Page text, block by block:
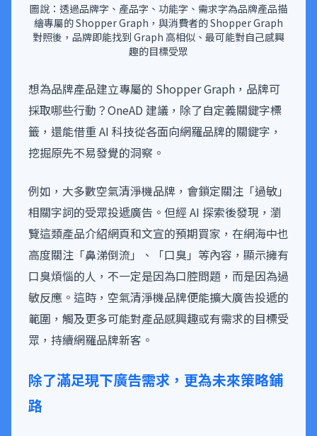
圖說：透過品牌字、產品字、功能字、需求字為品牌產品描
繪專屬的 Shopper Graph，與消費者的 Shopper Graph
對照後，品牌即能找到 Graph 高相似、最可能對自己感興
趣的目標受眾
想為品牌產品建立專屬的 Shopper Graph，品牌可
採取哪些行動？OneAD 建議，除了自定義關鍵字標
籤，還能借重 AI 科技從各面向網羅品牌的關鍵字，
挖掘原先不易發覺的洞察。
例如，大多數空氣清淨機品牌，會鎖定關注「過敏」
相關字詞的受眾投遞廣告。但經 AI 探索後發現，瀏
覽這類產品介紹網頁和文宣的預期買家，在網海中也
高度關注「鼻涕倒流」、「口臭」等內容，顯示擁有
口臭煩惱的人，不一定是因為口腔問題，而是因為過
敏反應。這時，空氣清淨機品牌便能擴大廣告投遞的
範圍，觸及更多可能對產品感興趣或有需求的目標受
眾，持續網羅品牌新客。
除了滿足現下廣告需求，更為未來策略鋪
路